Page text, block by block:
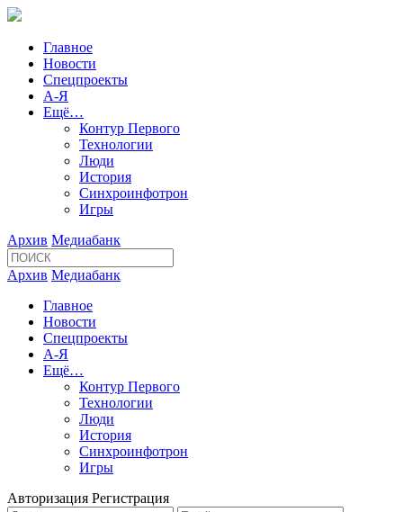
Главное
Новости
Спецпроекты
А-Я
Ещё…
Контур Первого
Технологии
Люди
История
Синхроинфотрон
Игры
Архив Медиабанк
Архив Медиабанк
Главное
Новости
Спецпроекты
А-Я
Ещё…
Контур Первого
Технологии
Люди
История
Синхроинфотрон
Игры
Авторизация Регистрация